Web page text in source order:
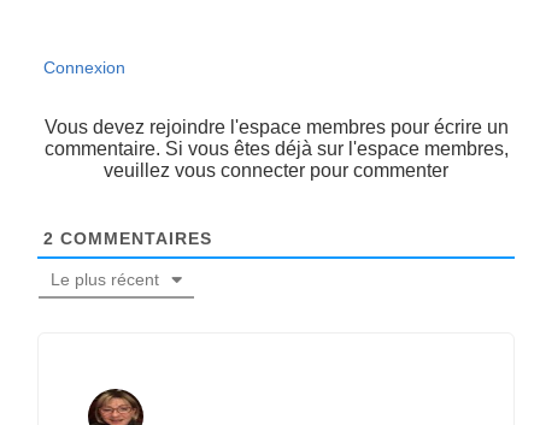
Connexion
Vous devez rejoindre l'espace membres pour écrire un
commentaire. Si vous êtes déjà sur l'espace membres,
veuillez vous connecter pour commenter
2 COMMENTAIRES
Le plus récent